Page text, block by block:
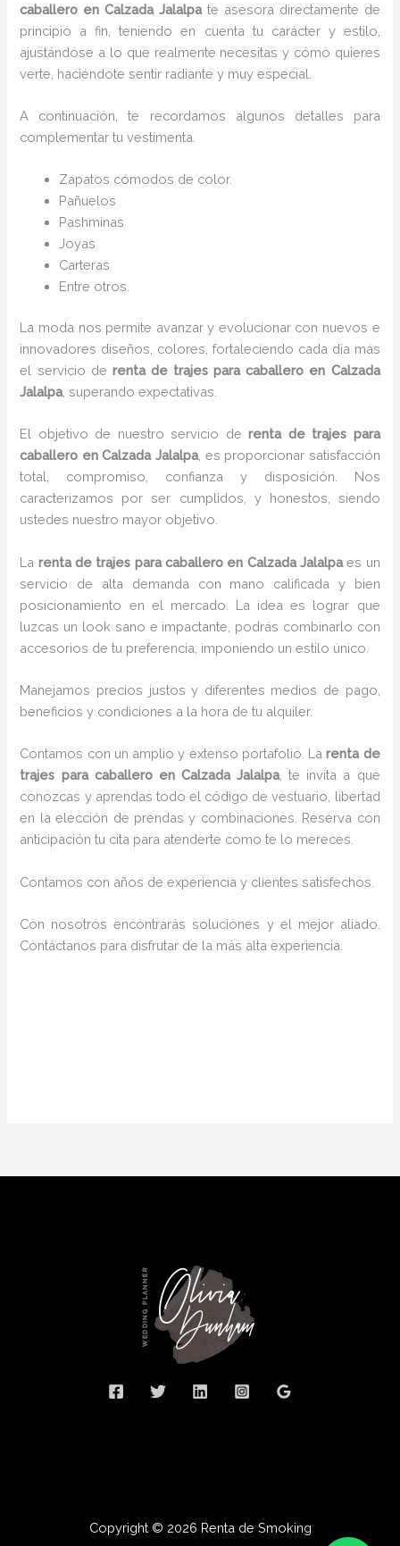
caballero en Calzada Jalalpate asesora directamente de
principio a fin, teniendo en cuenta tu carácter y estilo,
ajustándose a lo que realmente necesitas y cómo quieres
verte, haciéndote sentir radiante y muy especial.
A continuación, te recordamos algunos detalles para
complementar tu vestimenta.
Zapatos cómodos de color.
Pañuelos
Pashminas
Joyas
Carteras
Entre otros.
La moda nos permite avanzar y evolucionar con nuevos e
innovadores diseños, colores, fortaleciendo cada día más
el servicio de renta de trajes para caballero en Calzada
Jalalpa, superando expectativas.
El objetivo de nuestro servicio derenta de trajes para
caballero en Calzada Jalalpa, es proporcionar satisfacción
total, compromiso, confianza y disposición. Nos
caracterizamos por ser cumplidos, y honestos, siendo
ustedes nuestro mayor objetivo.
La renta de trajes para caballero en Calzada Jalalpaes un
servicio de alta demanda con mano calificada y bien
posicionamiento en el mercado. La idea es lograr que
luzcas un look sano e impactante, podrás combinarlo con
accesorios de tu preferencia, imponiendo un estilo único.
Manejamos precios justos y diferentes medios de pago,
beneficios y condiciones a la hora de tu alquiler.
Contamos con un amplio y extenso portafolio. Larenta de
trajes para caballero en Calzada Jalalpa, te invita a que
conozcas y aprendas todo el código de vestuario, libertad
en la elección de prendas y combinaciones. Reserva con
anticipación tu cita para atenderte como te lo mereces.
Contamos con años de experiencia y clientes satisfechos.
Con nosotros encontrarás soluciones y el mejor aliado.
Contáctanos para disfrutar de la más alta experiencia.
Copyright © 2026 Renta de Smoking